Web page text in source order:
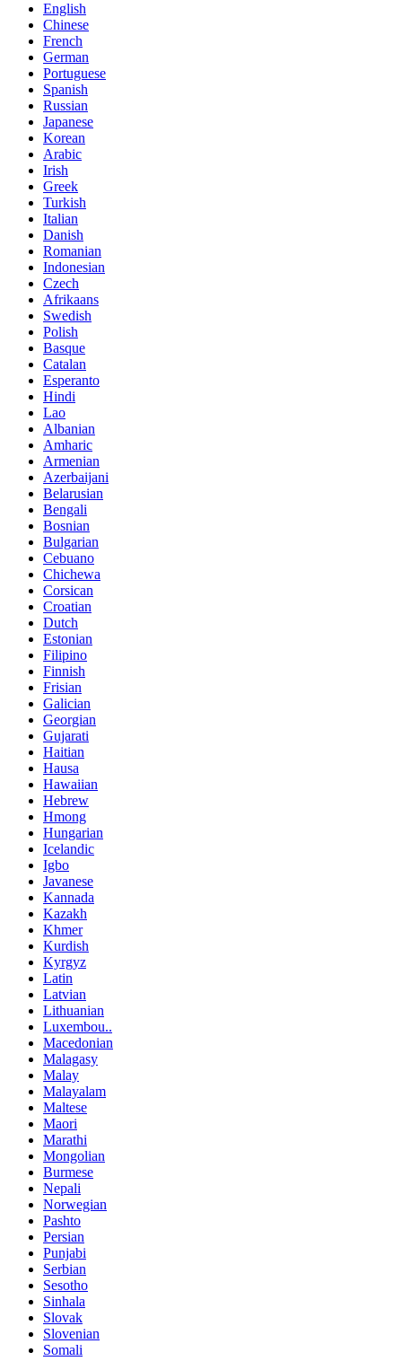
English
Chinese
French
German
Portuguese
Spanish
Russian
Japanese
Korean
Arabic
Irish
Greek
Turkish
Italian
Danish
Romanian
Indonesian
Czech
Afrikaans
Swedish
Polish
Basque
Catalan
Esperanto
Hindi
Lao
Albanian
Amharic
Armenian
Azerbaijani
Belarusian
Bengali
Bosnian
Bulgarian
Cebuano
Chichewa
Corsican
Croatian
Dutch
Estonian
Filipino
Finnish
Frisian
Galician
Georgian
Gujarati
Haitian
Hausa
Hawaiian
Hebrew
Hmong
Hungarian
Icelandic
Igbo
Javanese
Kannada
Kazakh
Khmer
Kurdish
Kyrgyz
Latin
Latvian
Lithuanian
Luxembou..
Macedonian
Malagasy
Malay
Malayalam
Maltese
Maori
Marathi
Mongolian
Burmese
Nepali
Norwegian
Pashto
Persian
Punjabi
Serbian
Sesotho
Sinhala
Slovak
Slovenian
Somali